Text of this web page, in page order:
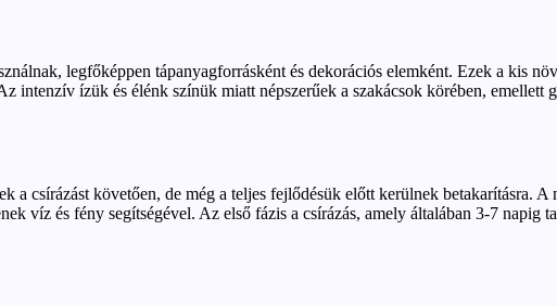
legfőképpen tápanyagforrásként és dekorációs elemként. Ezek a kis
intenzív ízük és élénk színük miatt népszerűek a szakácsok körében, emellett
csírázást követően, de még a teljes fejlődésük előtt kerülnek betakarításra. A
víz és fény segítségével. Az első fázis a csírázás, amely általában 3-7 napig